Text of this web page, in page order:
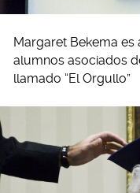
Margaret Bekema
alumnos asociados
llamado “El Orgullo”